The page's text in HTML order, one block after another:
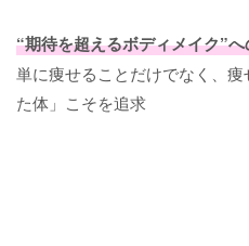
“期待を超えるボディメイク”
単に痩せることだけでなく、
た体」こそを追求